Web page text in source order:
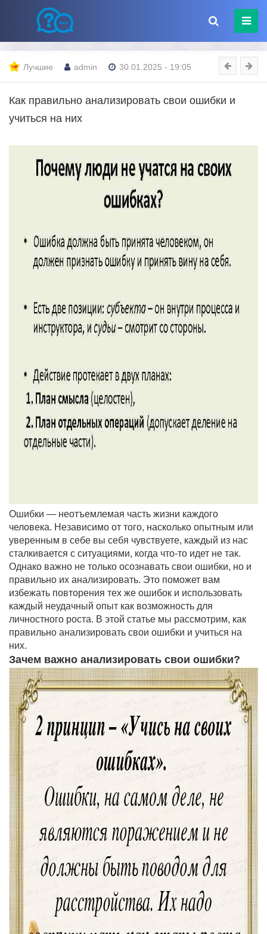
Лучшие admin 30.01.2025 - 19:05
Как правильно анализировать свои ошибки и
учиться на них
Ошибки — неотъемлемая часть жизни каждого
человека. Независимо от того, насколько опытным или
уверенным в себе вы себя чувствуете, каждый из нас
сталкивается с ситуациями, когда что-то идет не так.
Однако важно не только осознавать свои ошибки, но и
правильно их анализировать. Это поможет вам
избежать повторения тех же ошибок и использовать
каждый неудачный опыт как возможность для
личностного роста. В этой статье мы рассмотрим, как
правильно анализировать свои ошибки и учиться на
них.
Зачем важно анализировать свои ошибки?